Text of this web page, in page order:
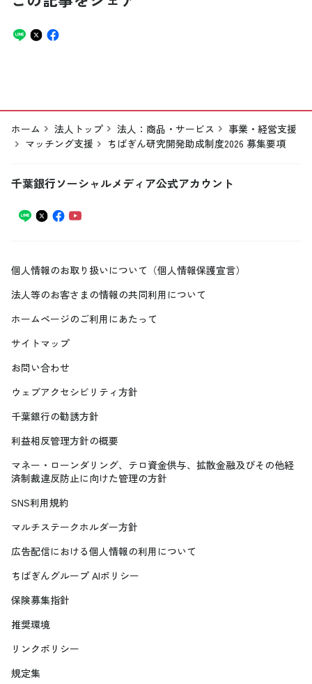
ホーム 法人トップ 法人：商品・サービス
事業・経営支援
マッチング支援
ちばぎん研究開発助成制度2026 募集要項
千葉銀行ソーシャルメディア公式アカウント
個人情報のお取り扱いについて（個人情報保護宣言）
法人等のお客さまの情報の共同利用について
ホームページのご利用にあたって
サイトマップ
お問い合わせ
ウェブアクセシビリティ方針
千葉銀行の勧誘方針
利益相反管理方針の概要
マネー・ローンダリング、テロ資金供与、拡散金融及びその他経
済制裁違反防止に向けた管理の方針
SNS利用規約
マルチステークホルダー方針
広告配信における個人情報の利用について
ちばぎんグループ AIポリシー
保険募集指針
推奨環境
リンクポリシー
規定集